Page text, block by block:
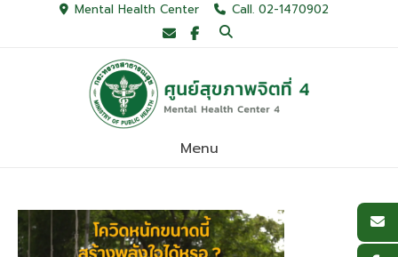
Mental Health Center Call. 02-1470902
Menu